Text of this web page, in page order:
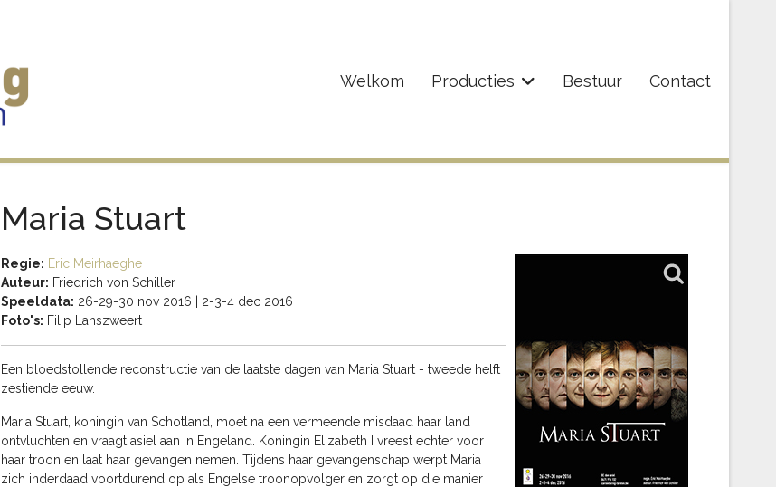
Welkom Producties Bestuur Contact
Maria Stuart
Regie: Eric Meirhaeghe
Auteur: Friedrich von Schiller
Speeldata: 26-29-30 nov 2016 | 2-3-4 dec 2016
Foto's: Filip Lanszweert
Een bloedstollende reconstructie van de laatste dagen van Maria Stuart - tweede helft
zestiende eeuw.
Maria Stuart, koningin van Schotland, moet na een vermeende misdaad haar land
ontvluchten en vraagt asiel aan in Engeland. Koningin Elizabeth I vreest echter voor
haar troon en laat haar gevangen nemen. Tijdens haar gevangenschap werpt Maria
zich inderdaad voortdurend op als Engelse troonopvolger en zorgt op die manier